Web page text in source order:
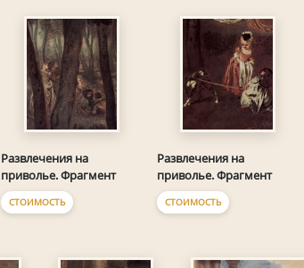
Развлечения на
приволье. Фрагмент
СТОИМОСТЬ
Развлечения на
приволье. Фрагмент
СТОИМОСТЬ